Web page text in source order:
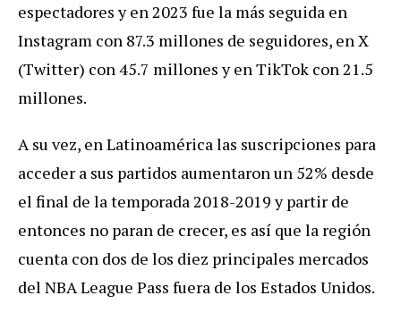
espectadores y en 2023 fue la más seguida en
Instagram con 87.3 millones de seguidores, en X
(Twitter) con 45.7 millones y en TikTok con 21.5
millones.
A su vez, en Latinoamérica las suscripciones para
acceder a sus partidos aumentaron un 52% desde
el final de la temporada 2018-2019 y partir de
entonces no paran de crecer, es así que la región
cuenta con dos de los diez principales mercados
del NBA League Pass fuera de los Estados Unidos.